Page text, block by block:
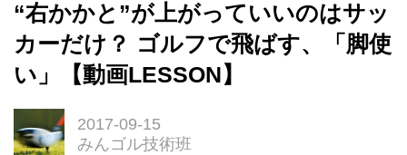
“右かかと”が上がっていいのはサッ
カーだけ？ ゴルフで飛ばす、「脚使
い」【動画LESSON】
2017-09-15
みんゴル技術班